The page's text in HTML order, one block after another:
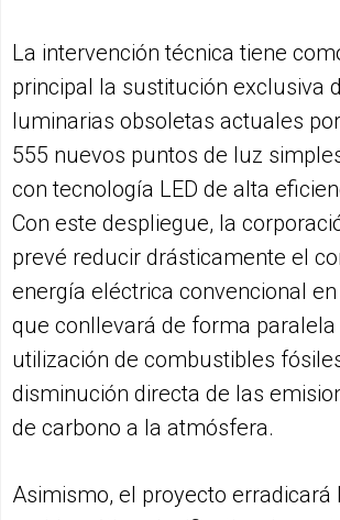
La intervención técnica tiene
principal la sustitución exclusiva
luminarias obsoletas actuales
555 nuevos puntos de luz
con tecnología LED de alta
Con este despliegue, la
prevé reducir drásticamente el
energía eléctrica convencional
que conllevará de forma
utilización de combustibles
disminución directa de las
de carbono a la atmósfera.
Asimismo, el proyecto erradicará